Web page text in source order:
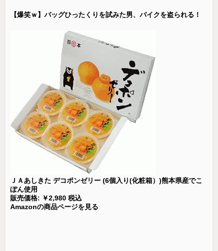
【爆笑ｗ】バッグひったくりを試みた男、バイクを盗られる！
ＪＡあしきた デコポンゼリー (6個入り(化粧箱）)熊本県産でこ
ぽん使用
販売価格: ￥2,980 税込
Amazonの商品ページを見る